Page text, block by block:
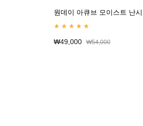
원데이 아큐브 모이스트 난
₩49,000 ₩54,000